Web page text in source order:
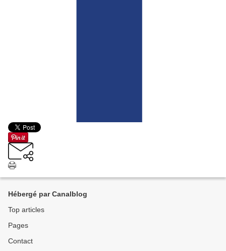
Hébergé par Canalblog
Top articles
Pages
Contact